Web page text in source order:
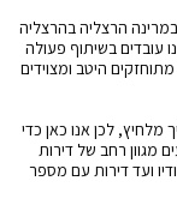
הרצליה בהרצליה
בשיתוף פעולה
היטב ומצוידים
לכן אנו כאן כדי
רחב של דירות
ועד דירות עם מספר